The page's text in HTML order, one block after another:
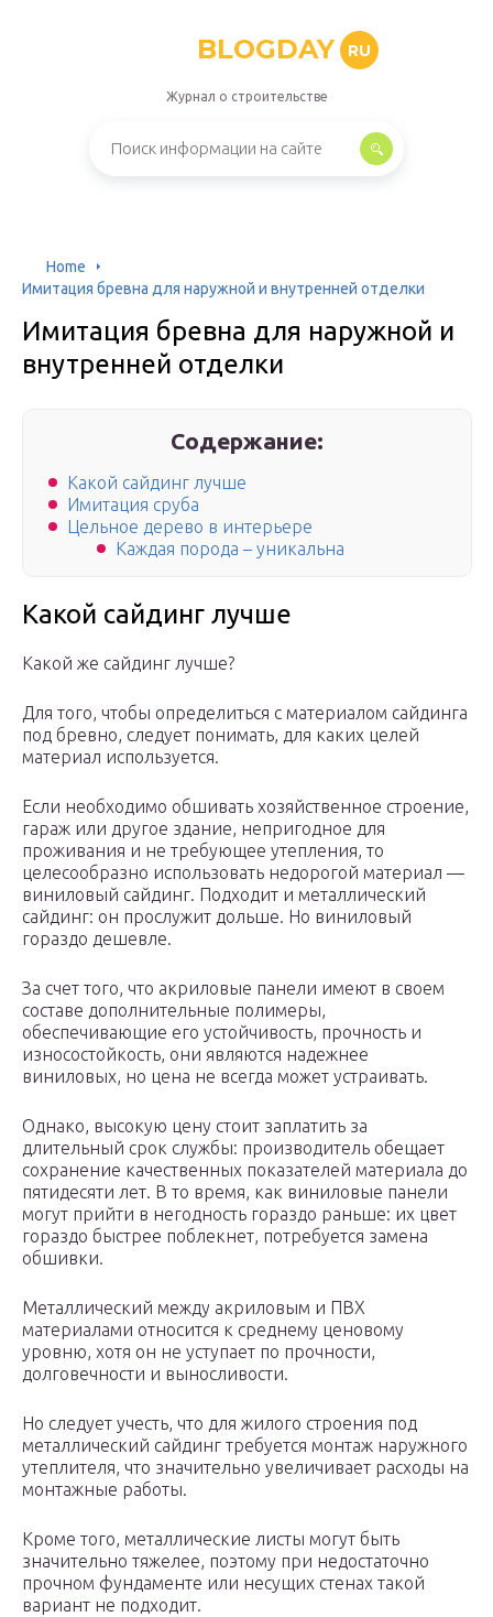
BLOGDAY RU
Журнал о строительстве
Home
Имитация бревна для наружной и внутренней отделки
Имитация бревна для наружной и
внутренней отделки
Содержание:
Какой сайдинг лучше
Имитация сруба
Цельное дерево в интерьере
Каждая порода – уникальна
Какой сайдинг лучше
Какой же сайдинг лучше?
Для того, чтобы определиться с материалом сайдинга
под бревно, следует понимать, для каких целей
материал используется.
Если необходимо обшивать хозяйственное строение,
гараж или другое здание, непригодное для
проживания и не требующее утепления, то
целесообразно использовать недорогой материал —
виниловый сайдинг. Подходит и металлический
сайдинг: он прослужит дольше. Но виниловый
гораздо дешевле.
За счет того, что акриловые панели имеют в своем
составе дополнительные полимеры,
обеспечивающие его устойчивость, прочность и
износостойкость, они являются надежнее
виниловых, но цена не всегда может устраивать.
Однако, высокую цену стоит заплатить за
длительный срок службы: производитель обещает
сохранение качественных показателей материала до
пятидесяти лет. В то время, как виниловые панели
могут прийти в негодность гораздо раньше: их цвет
гораздо быстрее поблекнет, потребуется замена
обшивки.
Металлический между акриловым и ПВХ
материалами относится к среднему ценовому
уровню, хотя он не уступает по прочности,
долговечности и выносливости.
Но следует учесть, что для жилого строения под
металлический сайдинг требуется монтаж наружного
утеплителя, что значительно увеличивает расходы на
монтажные работы.
Кроме того, металлические листы могут быть
значительно тяжелее, поэтому при недостаточно
прочном фундаменте или несущих стенах такой
вариант не подходит.